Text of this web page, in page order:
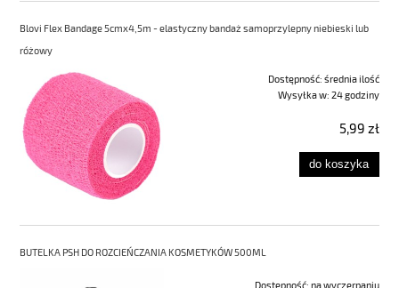
Blovi Flex Bandage 5cmx4,5m - elastyczny bandaż samoprzylepny niebieski lub
różowy
Dostępność: średnia ilość
Wysyłka w: 24 godziny
5,99 zł
do koszyka
BUTELKA PSH DO ROZCIEŃCZANIA KOSMETYKÓW 500ML
Dostępność: na wyczerpaniu